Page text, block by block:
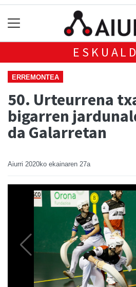
ERREMONTEA
50. Urteurrena
bigarren
da Galarretan
Aiurri 2020ko ekainaren 27a